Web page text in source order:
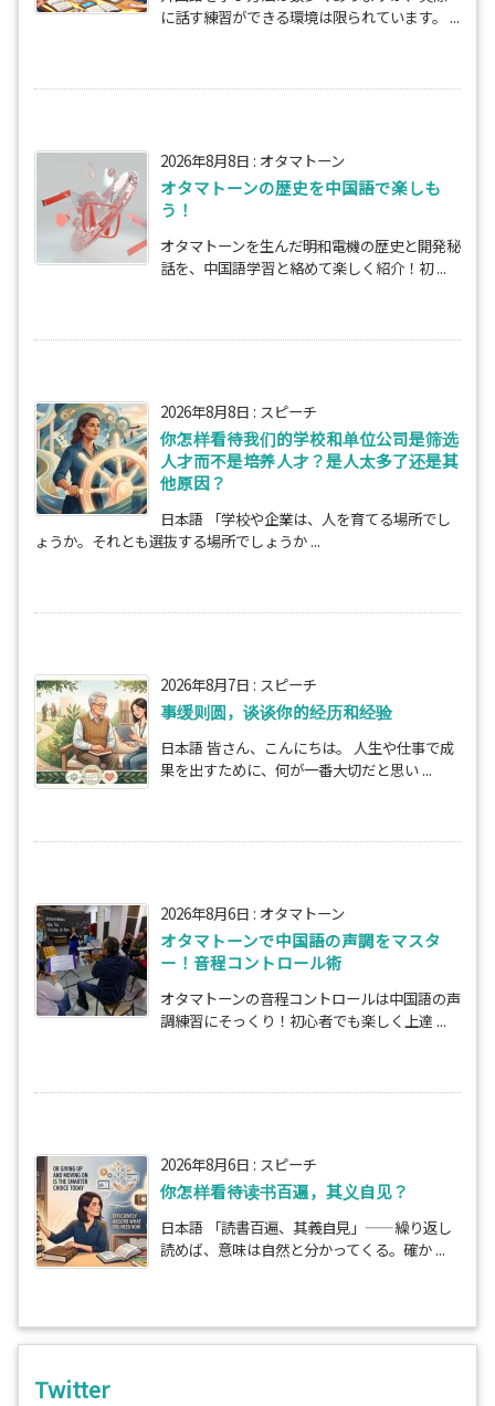
に話す練習ができる環境は限られています。 ...
2026年8月8日 : オタマトーン
オタマトーンの歴史を中国語で楽しも
う！
オタマトーンを生んだ明和電機の歴史と開発秘
話を、中国語学習と絡めて楽しく紹介！初 ...
2026年8月8日 : スピーチ
你怎样看待我们的学校和单位公司是筛选
人才而不是培养人才？是人太多了还是其
他原因？
日本語 「学校や企業は、人を育てる場所でし
ょうか。それとも選抜する場所でしょうか ...
2026年8月7日 : スピーチ
事缓则圆，谈谈你的经历和经验
日本語 皆さん、こんにちは。 人生や仕事で成
果を出すために、何が一番大切だと思い ...
2026年8月6日 : オタマトーン
オタマトーンで中国語の声調をマスタ
ー！音程コントロール術
オタマトーンの音程コントロールは中国語の声
調練習にそっくり！初心者でも楽しく上達 ...
2026年8月6日 : スピーチ
你怎样看待读书百遍，其义自见？
日本語 「読書百遍、其義自見」——繰り返し
読めば、意味は自然と分かってくる。確か ...
Twitter